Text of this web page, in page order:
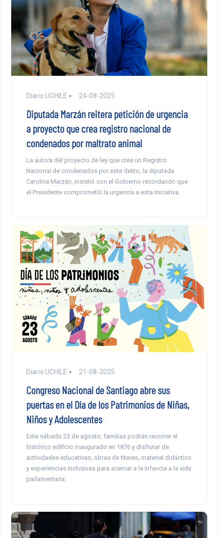
Diario UCHILE 24-08-2025
Diputada Marzán reitera petición de urgencia
a proyecto que crea registro nacional de
condenados por maltrato animal
La autora del proyecto de ley que crea un Registro
Nacional de condenados por este delito, la diputada
Carolina Marzán, insistió con el Gobierno recordando que
el Presidente comprometió la urgencia a esta iniciativa.
Diario UCHILE 21-08-2025
Congreso Nacional de Santiago abre sus
puertas en el Día de los Patrimonios de Niñas,
Niños y Adolescentes
Este sábado 23 de agosto, familias podrán recorrer el
histórico edificio inaugurado en 1876 y disfrutar de
actividades educativas, obras de títeres, material didáctico
y experiencias inclusivas para acercar a la infancia a la vida
parlamentaria.